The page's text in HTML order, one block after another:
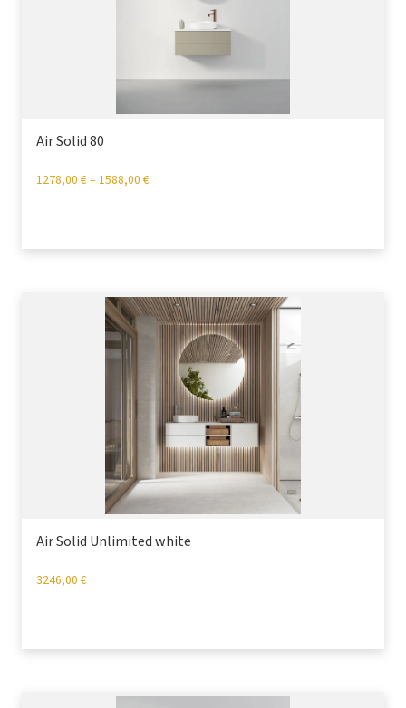
Air Solid 80
1278,00 €– 1588,00 €
Air Solid Unlimited white
3246,00 €